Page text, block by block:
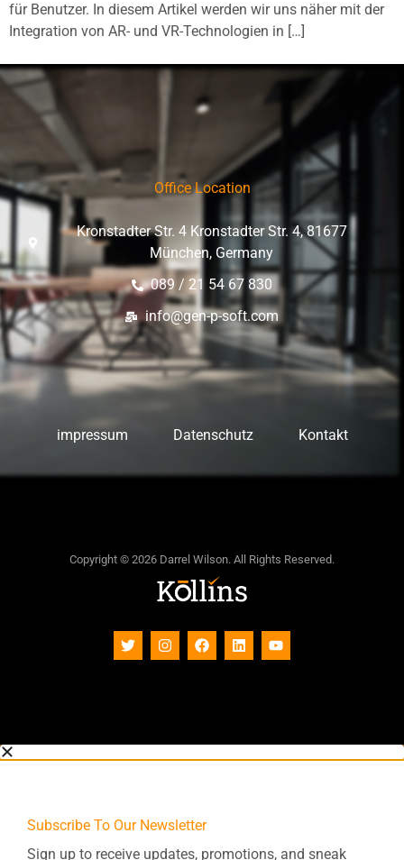
für Benutzer. In diesem Artikel werden wir uns näher mit der
Integration von AR- und VR-Technologien in […]
Office Location
Kronstadter Str. 4 Kronstadter Str. 4, 81677
München, Germany
089 / 21 54 67 830
info@gen-p-soft.com
impressum Datenschutz Kontakt
Copyright © 2026 Darrel Wilson. All Rights Reserved.
Subscribe To Our Newsletter
Sign up to receive updates, promotions, and sneak